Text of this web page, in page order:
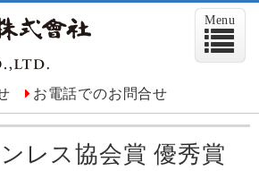
お電話でのお問合せ
レス協会賞 優秀賞
Menu